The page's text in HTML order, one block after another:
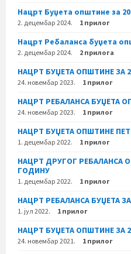
Нацрт Буџета општине за
2. децембар 2024. 1 прилог
Нацрт Ребаланса буџета
2. децембар 2024. 2 прилога
НАЦРТ БУЏЕТА ОПШТИНЕ ЗА
24. новембар 2023. 1 прилог
НАЦРТ РЕБАЛАНСА БУЏЕТА
24. новембар 2023. 1 прилог
НАЦРТ БУЏЕТА ОПШТИНЕ
1. децембар 2022. 1 прилог
НАЦРТ ДРУГОГ РЕБАЛАНСА
ГОДИНУ
1. децембар 2022. 1 прилог
НАЦРТ РЕБАЛАНСА БУЏЕТА
1. јул 2022. 1 прилог
НАЦРТ БУЏЕТА ОПШТИНЕ ЗА
24. новембар 2021. 1 прилог